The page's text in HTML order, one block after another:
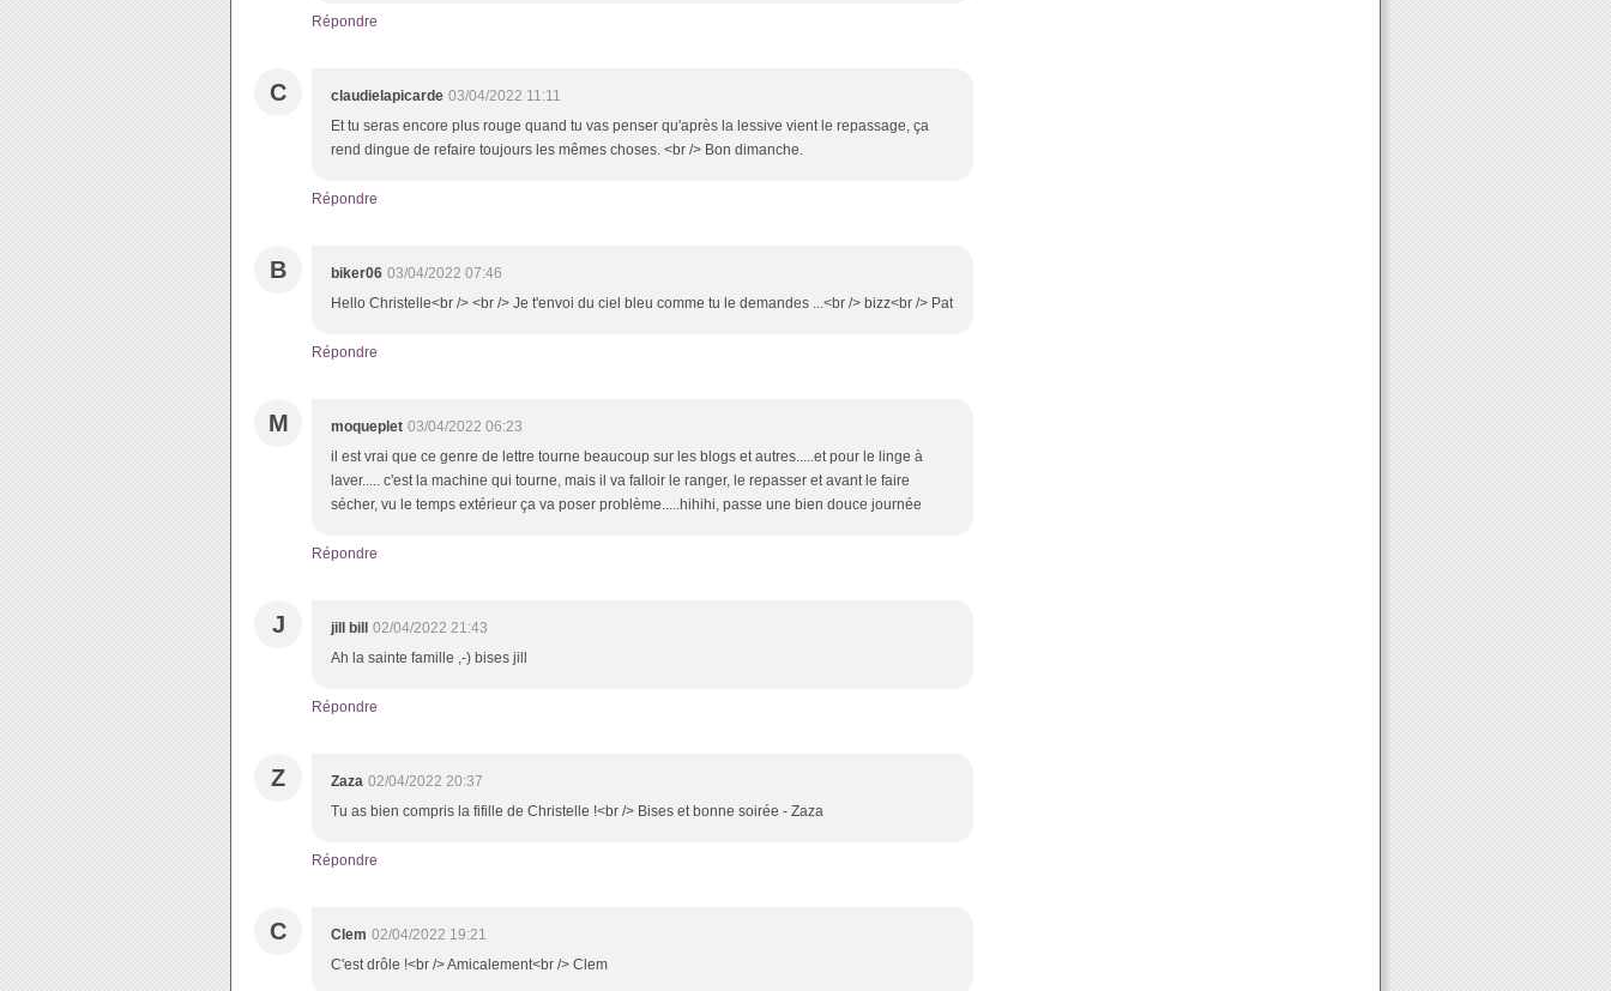
Répondre
C claudielapicarde 03/04/2022 11:11
Et tu seras encore plus rouge quand tu vas penser qu'après la lessive vient le repassage, ça
rend dingue de refaire toujours les mêmes choses. <br /> Bon dimanche.
Répondre
B biker06 03/04/2022 07:46
Hello Christelle<br /> <br /> Je t'envoi du ciel bleu comme tu le demandes ...<br /> bizz<br /> Pat
Répondre
M moqueplet 03/04/2022 06:23
il est vrai que ce genre de lettre tourne beaucoup sur les blogs et autres.....et pour le linge à
laver..... c'est la machine qui tourne, mais il va falloir le ranger, le repasser et avant le faire
sécher, vu le temps extérieur ça va poser problème.....hihihi, passe une bien douce journée
Répondre
J jill bill
02/04/2022 21:43
Ah la sainte famille ,-) bises jill
Répondre
Z Zaza 02/04/2022 20:37
Tu as bien compris la fifille de Christelle !<br /> Bises et bonne soirée - Zaza
Répondre
C Clem 02/04/2022 19:21
C'est drôle !<br /> Amicalement<br /> Clem